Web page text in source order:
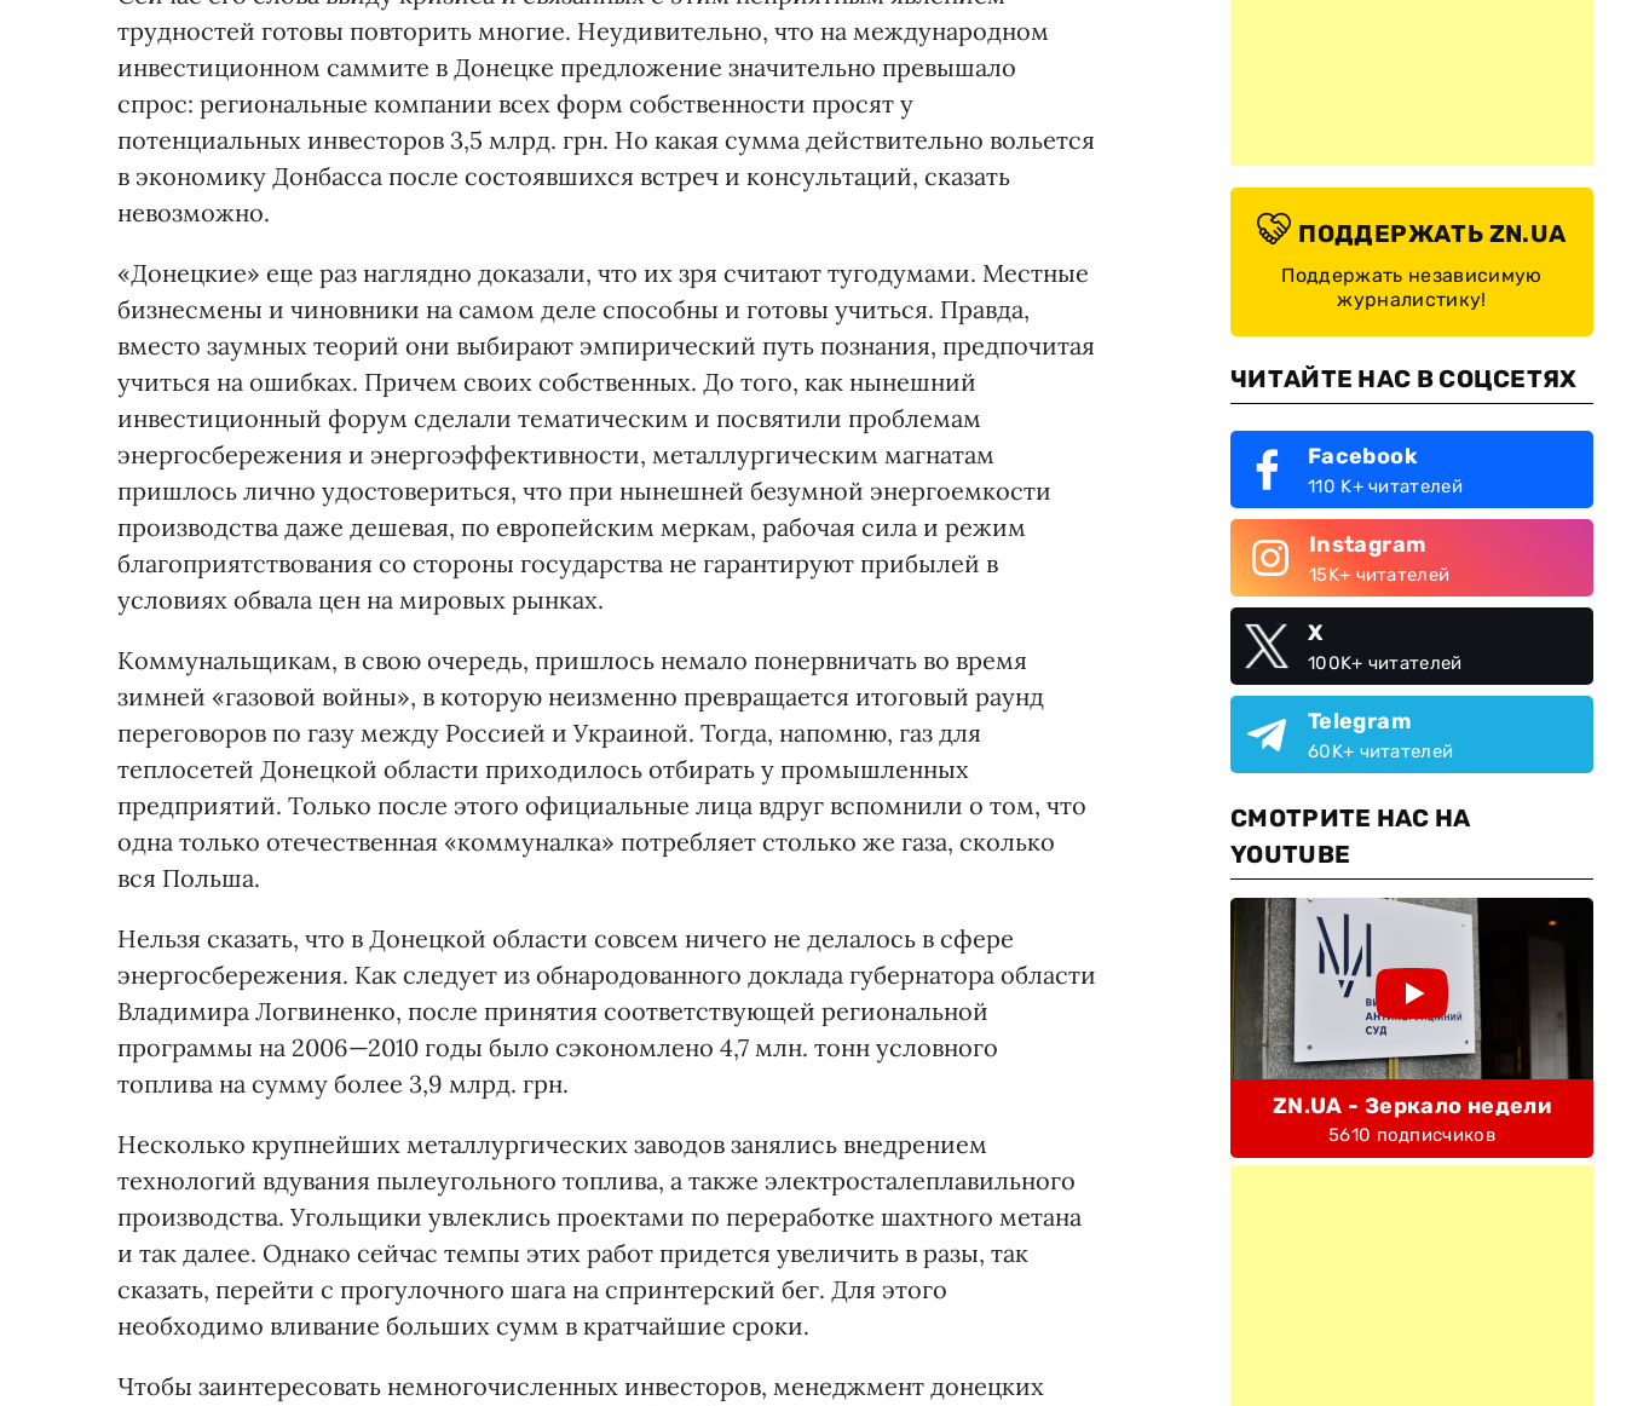
трудностей готовы повторить многие. Неудивительно, что на международном
инвестиционном саммите в Донецке предложение значительно превышало
спрос: региональные компании всех форм собственности просят у
потенциальных инвесторов 3,5 млрд. грн. Но какая сумма действительно вольется
в экономику Донбасса после состоявшихся встреч и консультаций, сказать
невозможно.
«Донецкие» еще раз наглядно доказали, что их зря считают тугодумами. Местные
бизнесмены и чиновники на самом деле способны и готовы учиться. Правда,
вместо заумных теорий они выбирают эмпирический путь познания, предпочитая
учиться на ошибках. Причем своих собственных. До того, как нынешний
инвестиционный форум сделали тематическим и посвятили проблемам
энергосбережения и энергоэффективности, металлургическим магнатам
пришлось лично удостовериться, что при нынешней безумной энергоемкости
производства даже дешевая, по европейским меркам, рабочая сила и режим
благоприятствования со стороны государства не гарантируют прибылей в
условиях обвала цен на мировых рынках.
Коммунальщикам, в свою очередь, пришлось немало понервничать во время
зимней «газовой войны», в которую неизменно превращается итоговый раунд
переговоров по газу между Россией и Украиной. Тогда, напомню, газ для
теплосетей Донецкой области приходилось отбирать у промышленных
предприятий. Только после этого официальные лица вдруг вспомнили о том, что
одна только отечественная «коммуналка» потребляет столько же газа, сколько
вся Польша.
Нельзя сказать, что в Донецкой области совсем ничего не делалось в сфере
энергосбережения. Как следует из обнародованного доклада губернатора области
Владимира Логвиненко, после принятия соответствующей региональной
программы на 2006—2010 годы было сэкономлено 4,7 млн. тонн условного
топлива на сумму более 3,9 млрд. грн.
Несколько крупнейших металлургических заводов занялись внедрением
технологий вдувания пылеугольного топлива, а также электросталеплавильного
производства. Угольщики увлеклись проектами по переработке шахтного метана
и так далее. Однако сейчас темпы этих работ придется увеличить в разы, так
сказать, перейти с прогулочного шага на спринтерский бег. Для этого
необходимо вливание больших сумм в кратчайшие сроки.
Чтобы заинтересовать немногочисленных инвесторов, менеджмент донецких
ПОДДЕРЖАТЬ ZN.UA
Поддержать независимую
журналистику!
ЧИТАЙТЕ НАС В СОЦСЕТЯХ
Facebook
110 K+ читателей
Instagram
15K+ читателей
X
100K+ читателей
Telegram
60K+ читателей
СМОТРИТЕ НАС НА
YOUTUBE
ZN.UA - Зеркало недели
5610 подписчиков